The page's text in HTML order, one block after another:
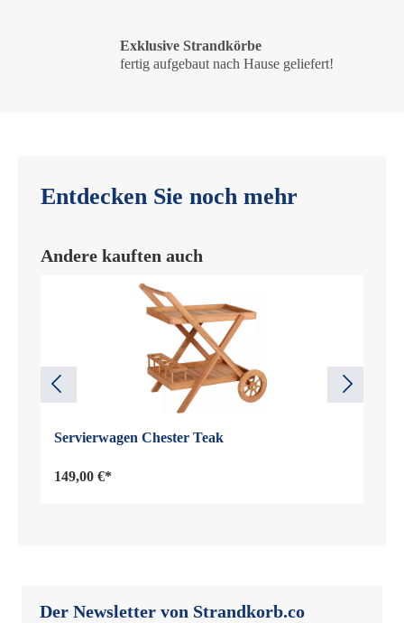
Exklusive Strandkörbe
fertig aufgebaut nach Hause geliefert!
Entdecken Sie noch mehr
Andere kauften auch
Servierwagen Chester Teak
149,00 €*
Der Newsletter von Strandkorb.co